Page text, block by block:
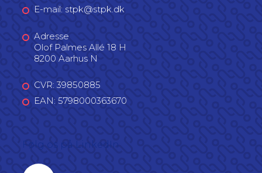
E-mail: stpk@stpk.dk
Adresse
Olof Palmes Allé 18 H
8200 Aarhus N
CVR: 39850885
EAN: 5798000363670
Linkedin profil